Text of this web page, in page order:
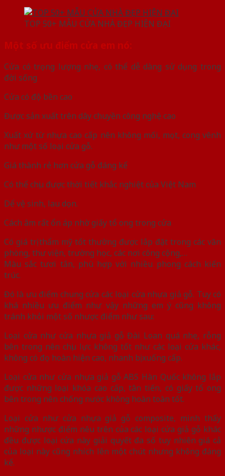
TOP 50+ MẪU CỬA NHÀ ĐẸP HIỆN ĐẠI
Một số ưu điểm cửa em nó:
Cửa có trọng lượng nhẹ, có thể dễ dàng sử dụng trong
đời sống
Cửa có độ bền cao
Được sản xuất trên dây chuyền công nghệ cao
Xuất xứ từ nhựa cao cấp nên không mối, mọt, cong vênh
như một số loại cửa gỗ.
Giá thành rẻ hơn cửa gỗ đáng kể
Có thể chịu được thời tiết khắc nghiệt của Việt Nam
Dể vệ sinh, lau dọn.
Cách âm rất ổn áp nhờ giấy tổ ong trong cửa
Có giá trị thẩm mỹ tốt thường được lắp đặt trong các văn
phòng, thư viện, trường học, các nơi công cộng,…
Màu sắc tươi tắn, phù hợp với nhiều phong cách kiến
trúc.
Đó là ưu điểm chung cửa các loại cửa nhựa giả gỗ. Tuy có
khá nhiều ưu điểm như vậy những em ý cũng không
tránh khỏi một số nhược điểm như sau:
Loại cửa như cửa nhựa giả gỗ Đài Loan quá nhẹ, rỗng
bên trong nên chịu lực không tốt như các loại cửa khác,
không có đọ hoàn hiện cao, nhanh bị xuống cấp.
Loại cửa như cửa nhựa giả gỗ ABS Hàn Quốc không lắp
được những loại khóa cao cấp, tân tiến, có giấy tổ ong
bên trong nên chống nước không hoàn toàn tốt.
Loại cửa như cửa nhựa giả gỗ composite, mình thấy
những nhược điểm nêu trên của các loại cửa giả gỗ khác
đều được loại cửa này giải quyết đa số tuy nhiên giá cả
của loại này cũng nhích lên một chút nhưng không đáng
kể.